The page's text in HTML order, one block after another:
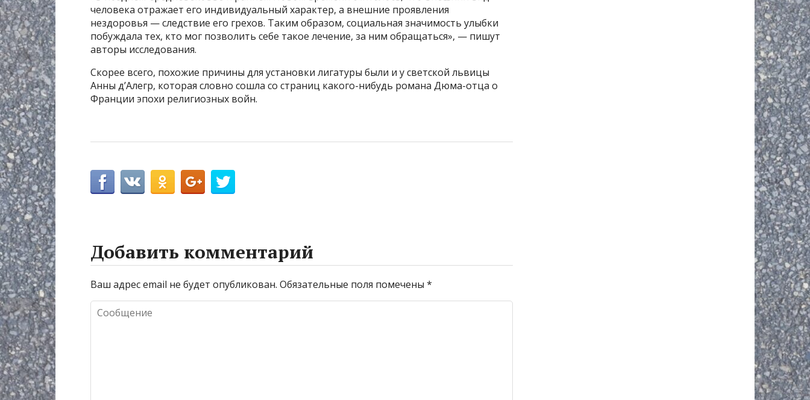
человека отражает его индивидуальный характер, а внешние проявления
нездоровья — следствие его грехов. Таким образом, социальная значимость улыбки
побуждала тех, кто мог позволить себе такое лечение, за ним обращаться», — пишут
авторы исследования.
Скорее всего, похожие причины для установки лигатуры были и у светской львицы
Анны д’Алегр, которая словно сошла со страниц какого-нибудь романа Дюма-отца о
Франции эпохи религиозных войн.
Добавить комментарий
Ваш адрес email не будет опубликован. Обязательные поля помечены *